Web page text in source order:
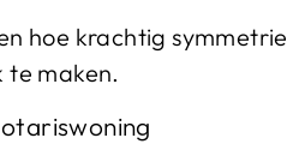
hoe krachtig
te maken.